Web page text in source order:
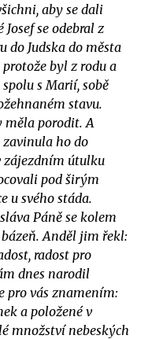
aby se dali
se odebral z
do Judska do města
byl z rodu a
s Marií, sobě
stavu.
měla porodit. A
zavinula ho do
zájezdním útulku
pod širým
u svého stáda.
Páně se kolem
Anděl jim řekl:
radost pro
dnes narodil
pro vás znamením:
a položené v
množství nebeských